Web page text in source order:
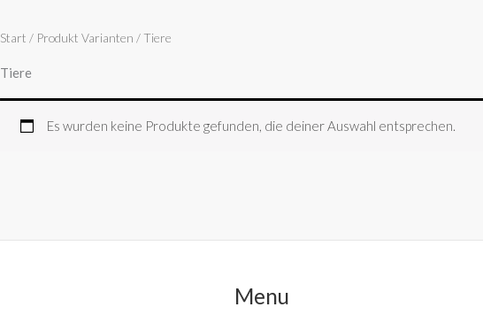
Start / Produkt Varianten / Tiere
Tiere
Es wurden keine Produkte gefunden, die deiner Auswahl entsprechen.
Menu